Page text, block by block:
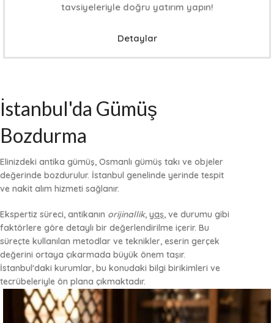
tavsiyeleriyle doğru yatırım yapın!
Detaylar
İstanbul'da Gümüş
Bozdurma
Elinizdeki antika gümüş, Osmanlı gümüş takı ve objeler
değerinde bozdurulur. İstanbul genelinde yerinde tespit
ve nakit alım hizmeti sağlanır.
Ekspertiz süreci, antikanın orijinallik, yaş, ve durumu gibi
faktörlere göre detaylı bir değerlendirilme içerir. Bu
süreçte kullanılan metodlar ve teknikler, eserin gerçek
değerini ortaya çıkarmada büyük önem taşır.
İstanbul'daki kurumlar, bu konudaki bilgi birikimleri ve
tecrübeleriyle ön plana çıkmaktadır.